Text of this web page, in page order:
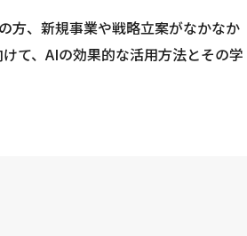
方、新規事業や戦略立案がなかなか
て、AIの効果的な活用方法とその学